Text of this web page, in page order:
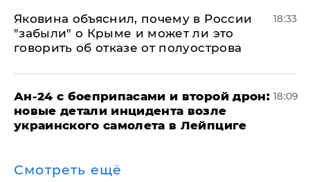
Яковина объяснил, почему в России
"забыли" о Крыме и может ли это
говорить об отказе от полуострова
18:33
Ан-24 с боеприпасами и второй дрон:
новые детали инцидента возле
украинского самолета в Лейпциге
18:09
Смотреть ещё